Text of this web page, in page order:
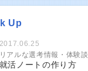
Up
2017.06.25
リアルな選考情報・体験談
就活ノートの作り方